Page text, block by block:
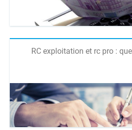
RC exploitation et rc pro :